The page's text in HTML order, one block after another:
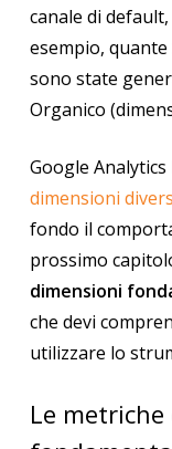
canale di
esempio,
sono state
Organico
Google Analytics
dimensioni
fondo il
prossimo
dimensioni
che devi
utilizzare lo
Le